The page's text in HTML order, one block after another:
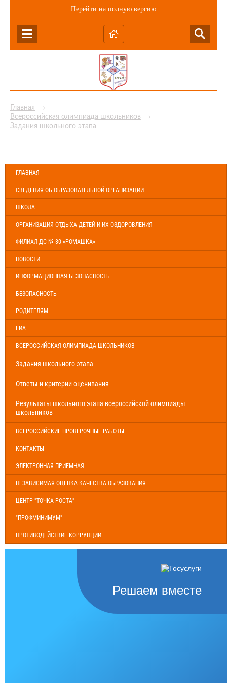
Перейти на полную версию
Главная →
Всероссийская олимпиада школьников →
Задания школьного этапа
ГЛАВНАЯ
СВЕДЕНИЯ ОБ ОБРАЗОВАТЕЛЬНОЙ ОРГАНИЗАЦИИ
ШКОЛА
ОРГАНИЗАЦИЯ ОТДЫХА ДЕТЕЙ И ИХ ОЗДОРОВЛЕНИЯ
ФИЛИАЛ ДС № 30 «РОМАШКА»
НОВОСТИ
ИНФОРМАЦИОННАЯ БЕЗОПАСНОСТЬ
БЕЗОПАСНОСТЬ
РОДИТЕЛЯМ
ГИА
ВСЕРОССИЙСКАЯ ОЛИМПИАДА ШКОЛЬНИКОВ
Задания школьного этапа
Ответы и критерии оценивания
Результаты школьного этапа всероссийской олимпиады
школьников
ВСЕРОССИЙСКИЕ ПРОВЕРОЧНЫЕ РАБОТЫ
КОНТАКТЫ
ЭЛЕКТРОННАЯ ПРИЕМНАЯ
НЕЗАВИСИМАЯ ОЦЕНКА КАЧЕСТВА ОБРАЗОВАНИЯ
ЦЕНТР "ТОЧКА РОСТА"
"ПРОФМИНИМУМ"
ПРОТИВОДЕЙСТВИЕ КОРРУПЦИИ
Решаем вместе